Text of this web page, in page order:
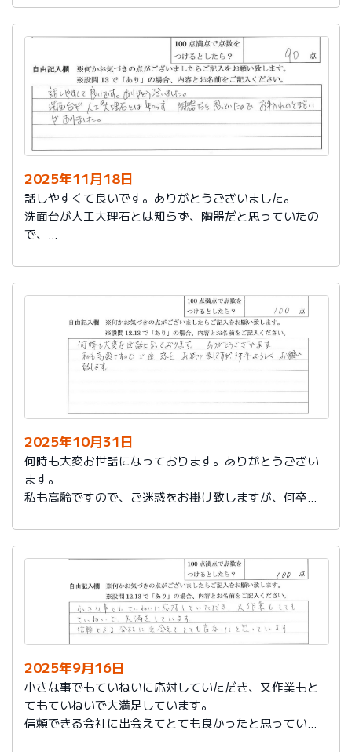
2025年11月18日
話しやすくて良いです。ありがとうございました。
洗面台が人工大理石とは知らず、陶器だと思っていたの
で、
2025年10月31日
何時も大変お世話になっております。ありがとうござい
ます。
私も高齢ですので、ご迷惑をお掛け致しますが、何卒よ
2025年9月16日
小さな事でもていねいに応対していただき、又作業もと
てもていねいで大満足しています。
信頼できる会社に出会えてとても良かったと思っていま